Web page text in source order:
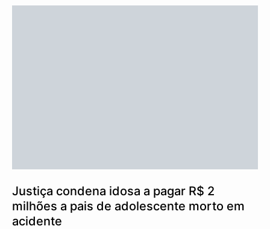
Justiça condena idosa a pagar R$ 2
milhões a pais de adolescente morto em
acidente